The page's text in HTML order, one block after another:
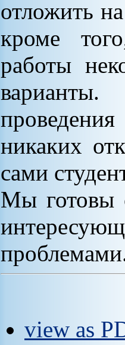
отложить
кроме
работы
никаких
сами
Мы готовы
view as